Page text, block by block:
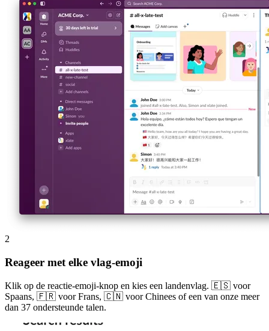
2
Reageer met elke vlag-emoji
Klik op de reactie-emoji-knop en kies een landenvlag. 🇪🇸 voor
Spaans, 🇫🇷 voor Frans, 🇨🇳 voor Chinees of een van onze meer
dan 37 ondersteunde talen.